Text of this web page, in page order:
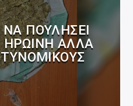
ΝΑ ΠΟΥΛΉΣΕΙ
ΑΛΛΆ